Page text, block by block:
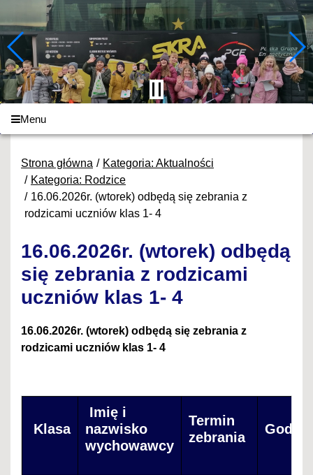
Menu
Strona główna
Kategoria: Aktualności
Kategoria: Rodzice
16.06.2026r. (wtorek) odbędą się zebrania z
rodzicami uczniów klas 1- 4
16.06.2026r. (wtorek) odbędą
się zebrania z rodzicami
uczniów klas 1- 4
16.06.2026r. (wtorek) odbędą się zebrania z
rodzicami uczniów klas 1- 4
Klasa
Imię i
nazwisko
wychowawcy
Termin
zebrania